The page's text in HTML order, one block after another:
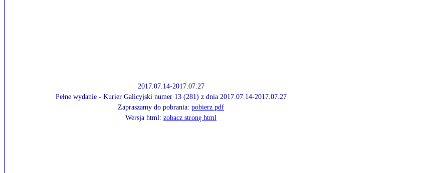
2017.07.14-2017.07.27
Pełne wydanie - Kurier Galicyjski numer 13 (281) z dnia 2017.07.14-2017.07.27
Zapraszamy do pobrania: pobierz pdf
Wersja html: zobacz stronę html